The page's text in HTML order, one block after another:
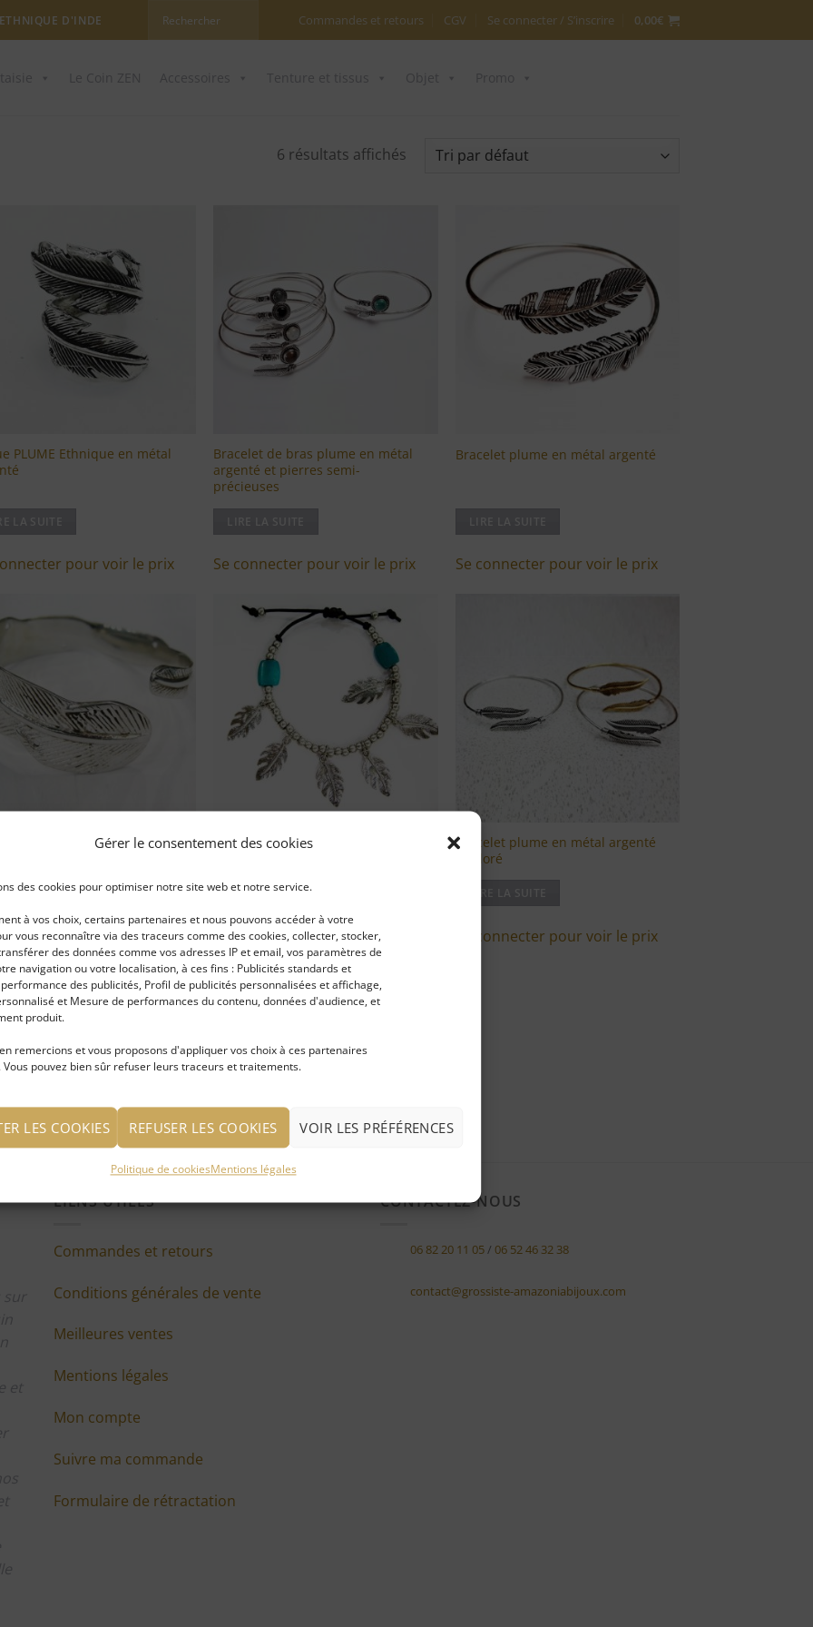
Gérer le consentement des cookies
des cookies pour optimiser notre site web et notre service.
à vos choix, certains partenaires et nous pouvons accéder à votre
vous reconnaître via des traceurs comme des cookies, collecter, stocker,
des données comme vos adresses IP et email, vos paramètres de
navigation ou votre localisation, à ces fins : Publicités standards et
des publicités, Profil de publicités personnalisées et affichage,
et Mesure de performances du contenu, données d'audience, et
produit.
remercions et vous proposons d'appliquer vos choix à ces partenaires
Vous pouvez bien sûr refuser leurs traceurs et traitements.
LES COOKIES REFUSER LES COOKIES VOIR LES PRÉFÉRENCES
Politique de cookiesMentions légales
D'INDE Commandes et retours CGV Se connecter / S’inscrire 0,00€
6 résultats affichés
d'envies
PLUME Ethnique en métal
pour voir le prix
liste
d'envies
Bracelet de bras plume en métal
argenté et pierres semi-
précieuses
Se connecter pour voir le prix
Ajouter
à ma
liste
d'envies
Bracelet plume en métal argenté
Se connecter pour voir le prix
Ajouter
liste
d'envies
plume en métal argenté
LA SUITE
pour voir le prix
Ajouter
à ma
liste
d'envies
Bracelet plume en métal argenté
LIRE LA SUITE
Se connecter pour voir le prix
liste
d'envies
Bracelet plume en métal argenté
ou doré
Se connecter pour voir le prix
LIENS UTILES
Commandes et retours
Conditions générales de vente
Meilleures ventes
Mentions légales
Mon compte
Suivre ma commande
Formulaire de rétractation
CONTACTEZ-NOUS
06 82 20 11 05/ 06 52 46 32 38
contact@grossiste-amazoniabijoux.com